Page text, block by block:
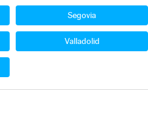
Segovia
Valladolid